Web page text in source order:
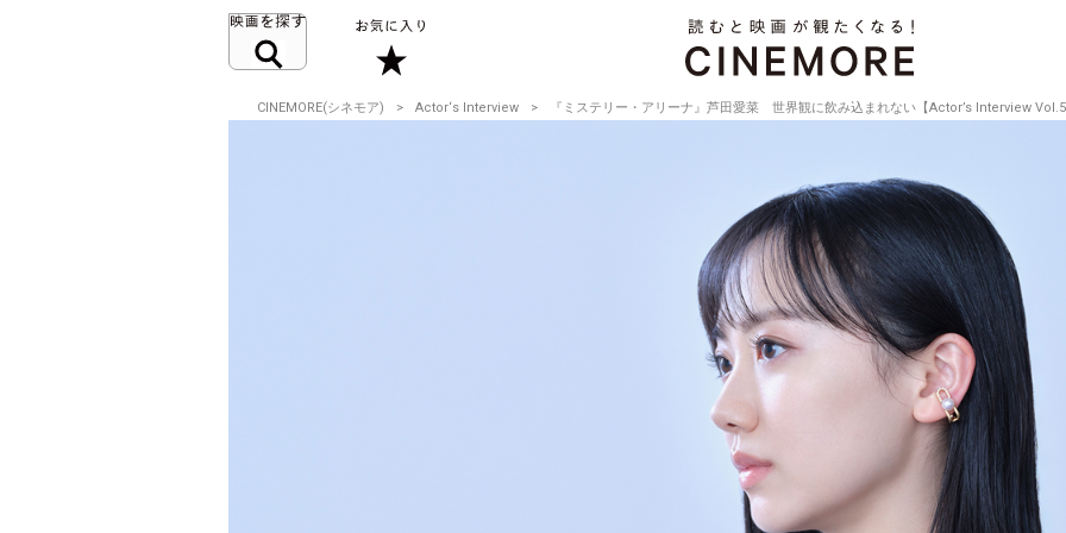
CINEMORE(シネモア) Actor‘s Interview 『ミステリー・アリーナ』芦田愛菜 世界観に飲み込まれない【Actor’s Interview